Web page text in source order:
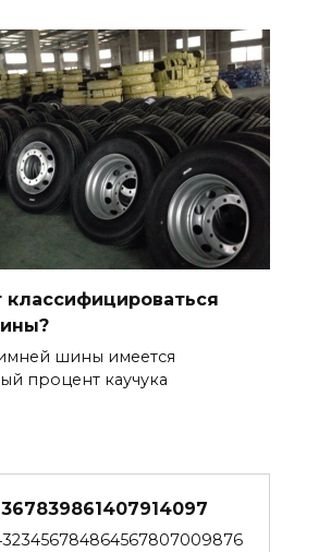
классифицироваться
шины имеется
процент каучука